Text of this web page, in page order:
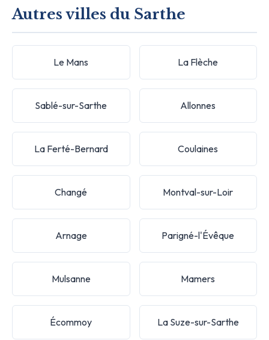
Autres villes du Sarthe
Le Mans La Flèche
Sablé-sur-Sarthe Allonnes
La Ferté-Bernard Coulaines
Changé Montval-sur-Loir
Arnage Parigné-l'Évêque
Mulsanne Mamers
Écommoy La Suze-sur-Sarthe